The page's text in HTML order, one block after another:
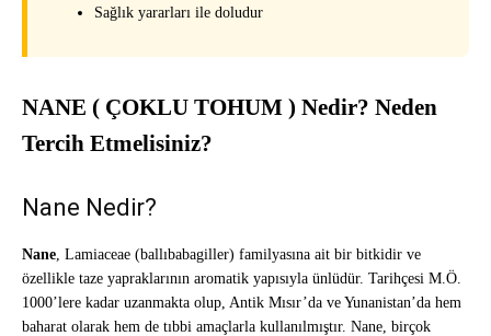
Sağlık yararları ile doludur
NANE ( ÇOKLU TOHUM ) Nedir? Neden
Tercih Etmelisiniz?
Nane Nedir?
Nane , Lamiaceae (ballıbabagiller) familyasına ait bir bitkidir ve
özellikle taze yapraklarının aromatik yapısıyla ünlüdür. Tarihçesi M.Ö.
1000’lere kadar uzanmakta olup, Antik Mısır’da ve Yunanistan’da hem
baharat olarak hem de tıbbi amaçlarla kullanılmıştır. Nane, birçok